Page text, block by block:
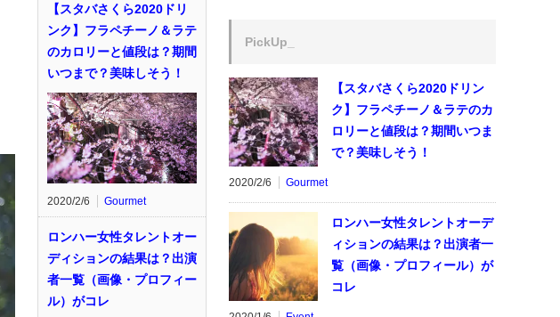
【スタバさくら2020ドリ
ンク】フラペチーノ＆ラテ
のカロリーと値段は？期間
いつまで？美味しそう！
2020/2/6 Gourmet
ロンハー女性タレントオー
ディションの結果は？出演
者一覧（画像・プロフィー
ル）がコレ
PickUp_
【スタバさくら2020ドリン
ク】フラペチーノ＆ラテのカ
ロリーと値段は？期間いつま
で？美味しそう！
2020/2/6 Gourmet
ロンハー女性タレントオーデ
ィションの結果は？出演者一
覧（画像・プロフィール）が
コレ